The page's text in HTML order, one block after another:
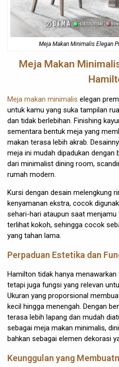
Meja Makan Minimalis Elegan
Meja Makan
Meja makan minimalis elegan
untuk kamu yang suka tampilan
dan tidak berlebihan. Finishing
sementara bentuk meja yang
makan terasa lebih akrab.
meja ini mudah dipadukan dengan
dari minimalist dining room,
rumah modern.
Kursi dengan desain melengkung
kenyamanan ekstra, cocok
sehari-hari ataupun saat menjamu
terlihat kokoh, sehingga cocok
yang tahan lama.
Perpaduan Estetika dan
Hamilton tidak hanya
tetapi juga fungsi yang relevan
Ukuran yang proporsional
kecil hingga menengah. Dengan
terasa lebih lapang dan mudah
sebagai meja makan minimalis,
bahkan sebagai elemen dekorasi
Keunggulan yang